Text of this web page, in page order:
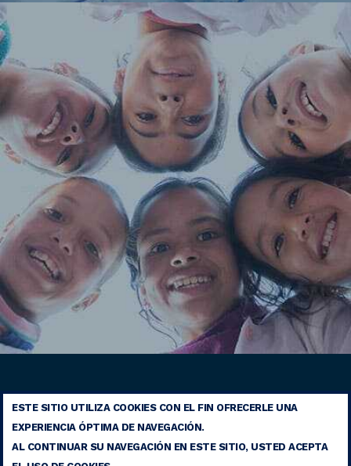
AVISO LEGAL
CONTACTO
ESTE SITIO UTILIZA COOKIES CON EL FIN OFRECERLE UNA
EXPERIENCIA ÓPTIMA DE NAVEGACIÓN.
AL CONTINUAR SU NAVEGACIÓN EN ESTE SITIO, USTED ACEPTA